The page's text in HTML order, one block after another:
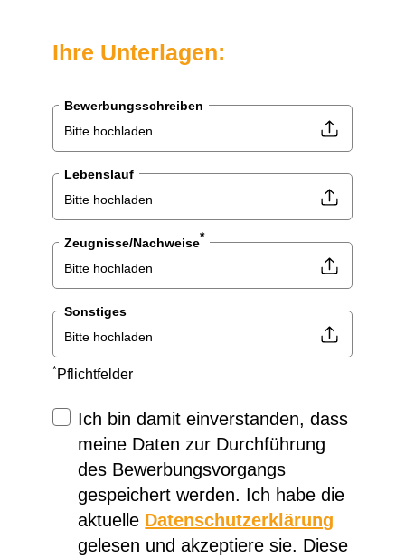
Ihre Unterlagen:
Bewerbungsschreiben
Bitte hochladen
Lebenslauf
Bitte hochladen
Zeugnisse/Nachweise*
Bitte hochladen
Sonstiges
Bitte hochladen
*Pflichtfelder
Ich bin damit einverstanden, dass
meine Daten zur Durchführung
des Bewerbungsvorgangs
gespeichert werden. Ich habe die
aktuelle Datenschutzerklärung
gelesen und akzeptiere sie. Diese